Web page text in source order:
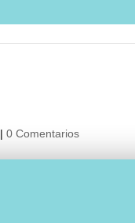
|0 Comentarios